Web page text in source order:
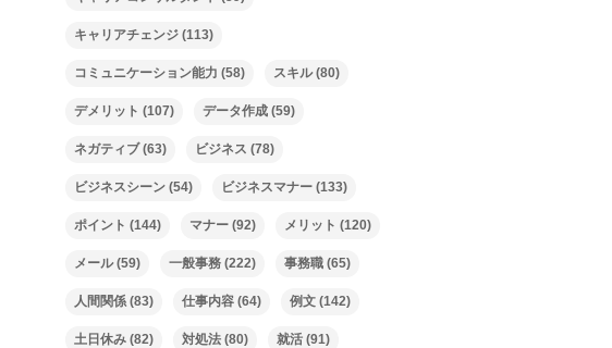
キャリアチェンジ (113)
コミュニケーション能力 (58) スキル(80)
デメリット (107) データ作成 (59)
ネガティブ(63) ビジネス (78)
ビジネスシーン (54) ビジネスマナー (133)
ポイント (144) マナー (92) メリット (120)
メール(59) 一般事務 (222) 事務職 (65)
人間関係 (83) 仕事内容 (64) 例文 (142)
土日休み (82) 対処法 (80) 就活 (91)